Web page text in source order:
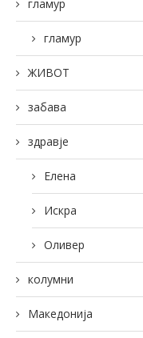
гламур
гламур
ЖИВОТ
забава
здравје
Елена
Искра
Оливер
колумни
Македонија